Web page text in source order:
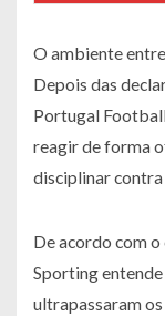
O ambiente
Depois das
Portugal
reagir de forma
disciplinar
De acordo com
Sporting
ultrapassaram